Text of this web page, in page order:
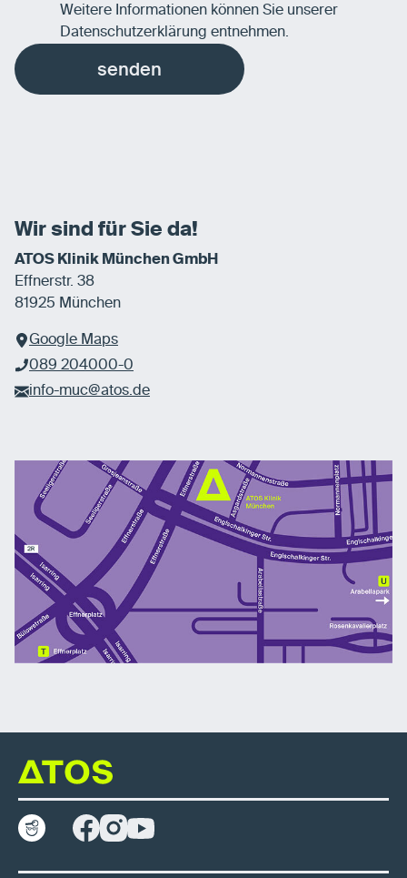
Weitere Informationen können Sie unserer
Datenschutzerklärung entnehmen.
senden
Wir sind für Sie da!
ATOS Klinik München GmbH
Effnerstr. 38
81925 München
Google Maps
089 204000-0
info-muc@atos.de